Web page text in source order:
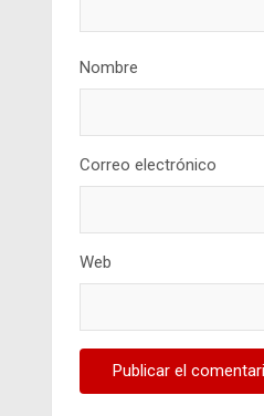
Nombre
Correo electrónico
Web